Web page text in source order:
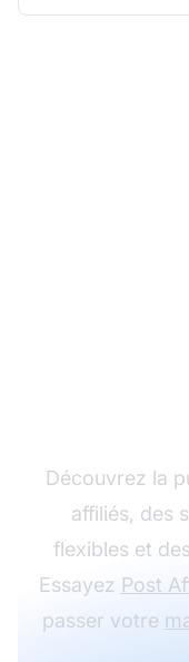
Découvrez la
affiliés, des
flexibles et
Essayez Post
passer votre